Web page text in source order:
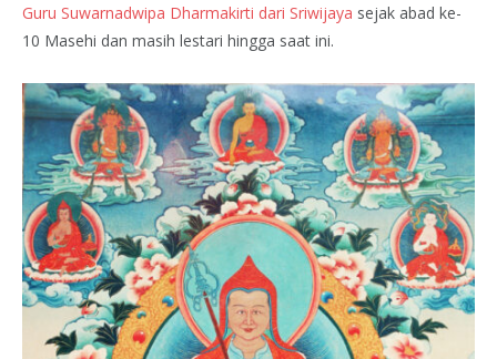
Guru Suwarnadwipa Dharmakirti dari Sriwijaya sejak abad ke-
10 Masehi dan masih lestari hingga saat ini.